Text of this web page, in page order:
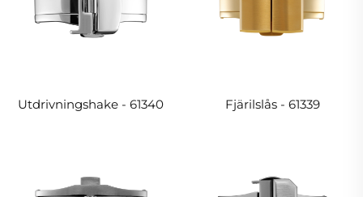
Utdrivningshake - 61340 Fjärilslås - 61339